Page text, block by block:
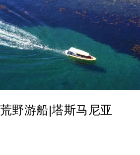
野游船|塔斯马尼亚